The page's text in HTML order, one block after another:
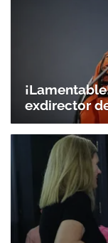
exdirector